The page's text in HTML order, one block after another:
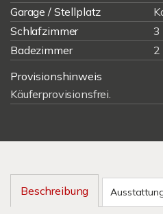
Garage / Stellplatz
Schlafzimmer
3
Badezimmer
2
Provisionshinweis
Käuferprovisionsfrei.
Beschreibung